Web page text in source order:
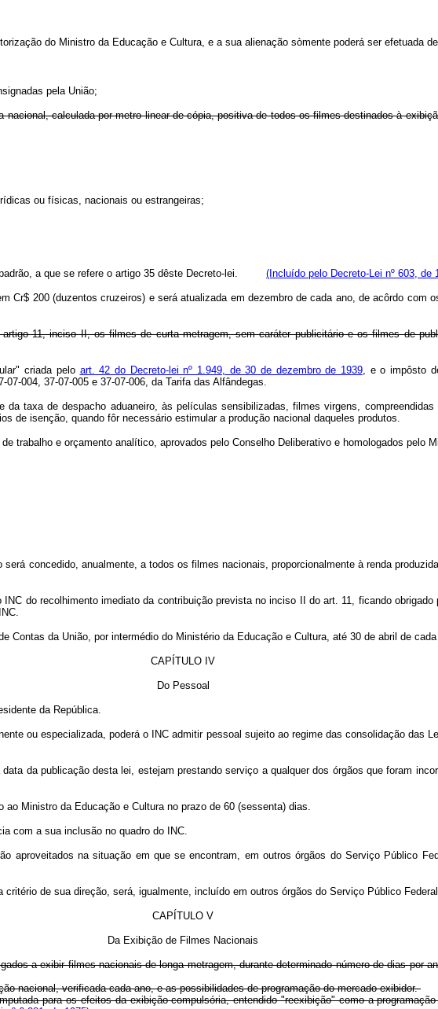
do Ministro da Educação e Cultura, e a sua alienação sòmente poderá ser efetuada
pela União;
calculada por metro linear de cópia, positiva de todos os filmes destinados à
ou físicas, nacionais ou estrangeiras;
padrão, a que se refere o artigo 35 dêste Decreto-lei. (Incluído pelo Decreto-Lei nº 603, de
Cr$ 200 (duzentos cruzeiros) e será atualizada em dezembro de cada ano, de acôrdo com
11, inciso II, os filmes de curta metragem, sem caráter publicitário e os filmes de
criada pelo art. 42 do Decreto-lei nº 1.949, de 30 de dezembro de 1939, e o impôsto
004, 37-07-005 e 37-07-006, da Tarifa das Alfândegas.
de despacho aduaneiro, às películas sensibilizadas, filmes virgens, compreendidas
de isenção, quando fôr necessário estimular a produção nacional daqueles produtos.
trabalho e orçamento analítico, aprovados pelo Conselho Deliberativo e homologados pelo
concedido, anualmente, a todos os filmes nacionais, proporcionalmente à renda
do recolhimento imediato da contribuição prevista no inciso II do art. 11, ficando obrigado
Contas da União, por intermédio do Ministério da Educação e Cultura, até 30 de abril de cada
CAPÍTULO IV
Do Pessoal
da República.
ou especializada, poderá o INC admitir pessoal sujeito ao regime das consolidação das
da publicação desta lei, estejam prestando serviço a qualquer dos órgãos que foram
Ministro da Educação e Cultura no prazo de 60 (sessenta) dias.
com a sua inclusão no quadro do INC.
na situação em que se encontram, em outros órgãos do Serviço Público
de sua direção, será, igualmente, incluído em outros órgãos do Serviço Público
CAPÍTULO V
Da Exibição de Filmes Nacionais
a exibir filmes nacionais de longa metragem, durante determinado número de dias por
verificada cada ano, e as possibilidades de programação do mercado exibidor.
para os efeitos da exibição compulsória, entendido "reexibição" como a programação